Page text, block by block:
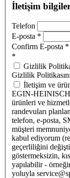
İletişim
Telefon
E-posta *
Confirm E-posta *
*
Gizlilik
Gizlilik
İletişim ve
EGIN-HEINISCH
ürünleri ve
randevuları
telefon, e-posta,
müşteri
kabul ediyorum
geçerliliğini
göstermeksizin,
yapılabilir -
yoluyla